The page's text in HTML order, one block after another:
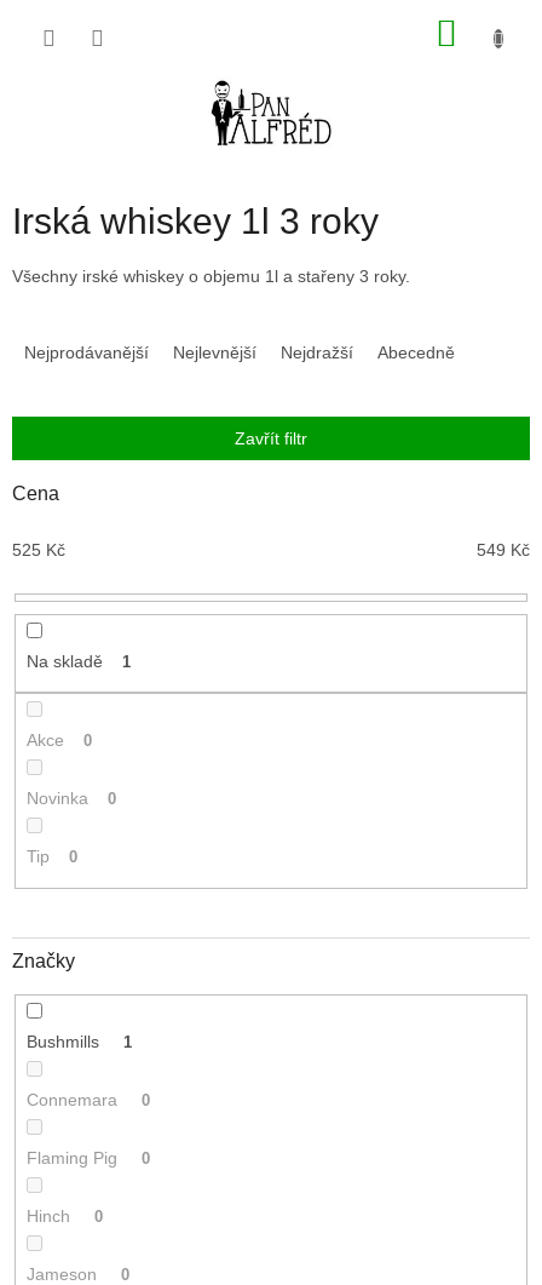
Irská whiskey 1l 3 roky
Všechny irské whiskey o objemu 1l a stařeny 3 roky.
í
p
d
u
k
Nejprodávanější Nejlevnější Nejdražší Abecedně
Zavřít filtr
Cena
525 Kč 549 Kč
Na skladě 1
Akce 0
Novinka 0
Tip 0
Značky
Bushmills 1
Connemara 0
Flaming Pig 0
Hinch 0
Jameson 0